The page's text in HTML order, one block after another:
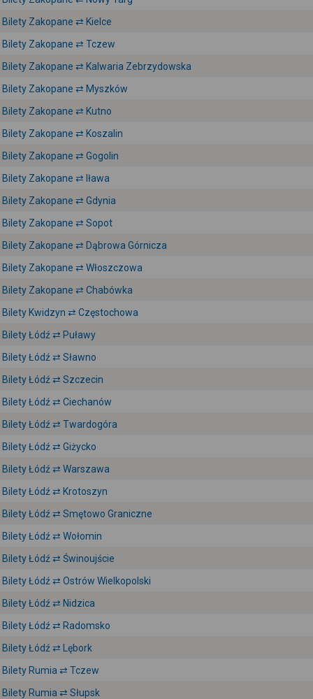
Bilety Zakopane ⇄ Kielce
Bilety Zakopane ⇄ Tczew
Bilety Zakopane ⇄ Kalwaria Zebrzydowska
Bilety Zakopane ⇄ Myszków
Bilety Zakopane ⇄ Kutno
Bilety Zakopane ⇄ Koszalin
Bilety Zakopane ⇄ Gogolin
Bilety Zakopane ⇄ Iława
Bilety Zakopane ⇄ Gdynia
Bilety Zakopane ⇄ Sopot
Bilety Zakopane ⇄ Dąbrowa Górnicza
Bilety Zakopane ⇄ Włoszczowa
Bilety Zakopane ⇄ Chabówka
Bilety Kwidzyn ⇄ Częstochowa
Bilety Łódź ⇄ Puławy
Bilety Łódź ⇄ Sławno
Bilety Łódź ⇄ Szczecin
Bilety Łódź ⇄ Ciechanów
Bilety Łódź ⇄ Twardogóra
Bilety Łódź ⇄ Giżycko
Bilety Łódź ⇄ Warszawa
Bilety Łódź ⇄ Krotoszyn
Bilety Łódź ⇄ Smętowo Graniczne
Bilety Łódź ⇄ Wołomin
Bilety Łódź ⇄ Świnoujście
Bilety Łódź ⇄ Ostrów Wielkopolski
Bilety Łódź ⇄ Nidzica
Bilety Łódź ⇄ Radomsko
Bilety Łódź ⇄ Lębork
Bilety Rumia ⇄ Tczew
Bilety Rumia ⇄ Słupsk